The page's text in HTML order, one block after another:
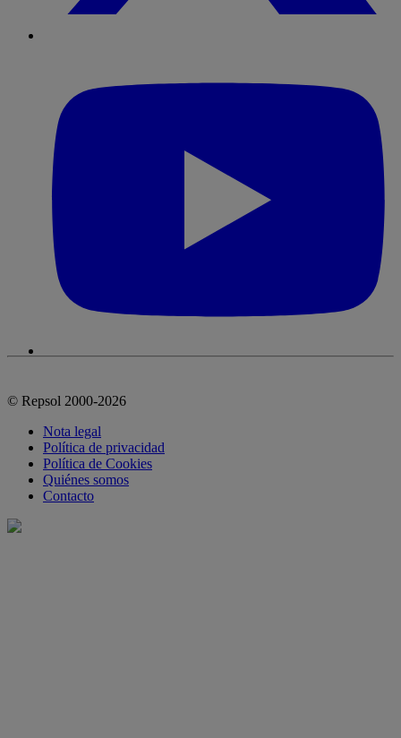
© Repsol 2000-2026
Nota legal
Política de privacidad
Política de Cookies
Quiénes somos
Contacto